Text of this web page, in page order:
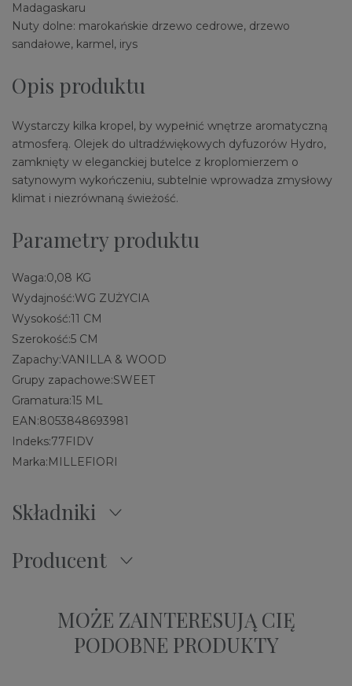
Madagaskaru
Nuty dolne: marokańskie drzewo cedrowe, drzewo
sandałowe, karmel, irys
Opis produktu
Wystarczy kilka kropel, by wypełnić wnętrze aromatyczną
atmosferą. Olejek do ultradźwiękowych dyfuzorów Hydro,
zamknięty w eleganckiej butelce z kroplomierzem o
satynowym wykończeniu, subtelnie wprowadza zmysłowy
klimat i niezrównaną świeżość.
Parametry produktu
Waga:0,08 KG
Wydajność:WG ZUŻYCIA
Wysokość:11 CM
Szerokość:5 CM
Zapachy:VANILLA & WOOD
Grupy zapachowe:SWEET
Gramatura:15 ML
EAN:8053848693981
Indeks:77FIDV
Marka:MILLEFIORI
Składniki
Producent
MOŻE ZAINTERESUJĄ CIĘ
PODOBNE PRODUKTY